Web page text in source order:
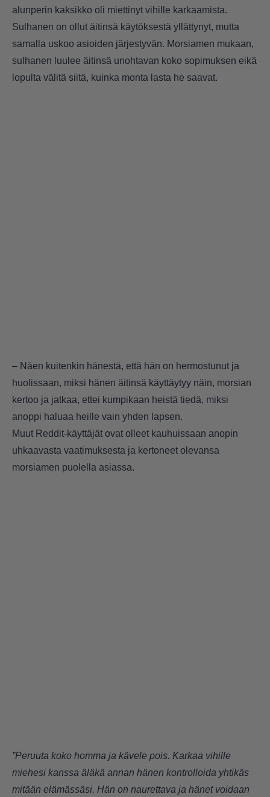
alunperin kaksikko oli miettinyt vihille karkaamista.
Sulhanen on ollut äitinsä käytöksestä yllättynyt, mutta
samalla uskoo asioiden järjestyvän. Morsiamen mukaan,
sulhanen luulee äitinsä unohtavan koko sopimuksen eikä
lopulta välitä siitä, kuinka monta lasta he saavat.
– Näen kuitenkin hänestä, että hän on hermostunut ja
huolissaan, miksi hänen äitinsä käyttäytyy näin, morsian
kertoo ja jatkaa, ettei kumpikaan heistä tiedä, miksi
anoppi haluaa heille vain yhden lapsen.
Muut Reddit-käyttäjät ovat olleet kauhuissaan anopin
uhkaavasta vaatimuksesta ja kertoneet olevansa
morsiamen puolella asiassa.
”Peruuta koko homma ja kävele pois. Karkaa vihille
miehesi kanssa äläkä annan hänen kontrolloida yhtikäs
mitään elämässäsi. Hän on naurettava ja hänet voidaan